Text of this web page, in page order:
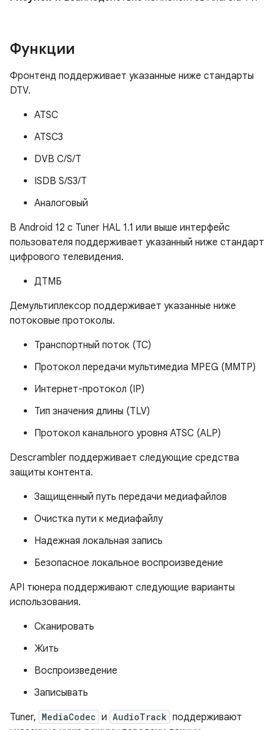
Функции
Фронтенд поддерживает указанные ниже стандарты
DTV.
ATSC
ATSC3
DVB C/S/T
ISDB S/S3/T
Аналоговый
В Android 12 с Tuner HAL 1.1 или выше интерфейс
пользователя поддерживает указанный ниже стандарт
цифрового телевидения.
ДТМБ
Демультиплексор поддерживает указанные ниже
потоковые протоколы.
Транспортный поток (ТС)
Протокол передачи мультимедиа MPEG (MMTP)
Интернет-протокол (IP)
Тип значения длины (TLV)
Протокол канального уровня ATSC (ALP)
Descrambler поддерживает следующие средства
защиты контента.
Защищенный путь передачи медиафайлов
Очистка пути к медиафайлу
Надежная локальная запись
Безопасное локальное воспроизведение
API тюнера поддерживают следующие варианты
использования.
Сканировать
Жить
Воспроизведение
Записывать
Tuner, MediaCodec и AudioTrack поддерживают